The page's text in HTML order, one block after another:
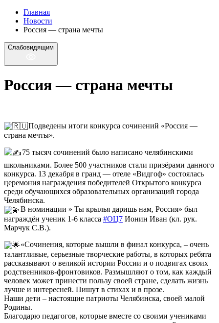
Главная
Новости
Россия — страна мечты
Слабовидящим
Россия — страна мечты
Подведены итоги конкурса сочинений «Россия —
страна мечты».
75 тысяч сочинений было написано челябинскими
школьниками. Более 500 участников стали призёрами данного
конкурса. 13 декабря в гранд — отеле «Видгоф» состоялась
церемония награждения победителей Открытого конкурса
среди обучающихся образовательных организаций города
Челябинска.
В номинации » Ты крылья даришь нам, Россия» был
награждён ученик 1-6 класса #ОЦ7 Ионин Иван (кл. рук.
Марчук С.В.).
«Сочинения, которые вышли в финал конкурса, – очень
талантливые, серьезные творческие работы, в которых ребята
рассказывают о великой истории России и о подвигах своих
родственников-фронтовиков. Размышляют о том, как каждый
человек может принести пользу своей стране, сделать жизнь
лучше и интересней. Пишут в стихах и в прозе.
Наши дети – настоящие патриоты Челябинска, своей малой
Родины.
Благодарю педагогов, которые вместе со своими учениками